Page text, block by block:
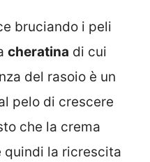
bruciando i peli
cheratina di cui
del rasoio è un
pelo di crescere
che la crema
quindi la ricrescita